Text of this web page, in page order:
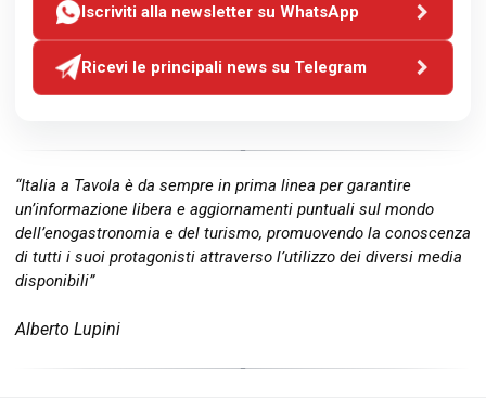
Iscriviti alla newsletter su WhatsApp
Ricevi le principali news su Telegram
“Italia a Tavola è da sempre in prima linea per garantire
un’informazione libera e aggiornamenti puntuali sul mondo
dell’enogastronomia e del turismo, promuovendo la conoscenza
di tutti i suoi protagonisti attraverso l’utilizzo dei diversi media
disponibili”
Alberto Lupini